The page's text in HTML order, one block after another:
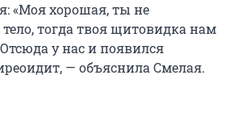
«Моя хорошая, ты не
тогда твоя щитовидка нам
у нас и появился
— объяснила Смелая.